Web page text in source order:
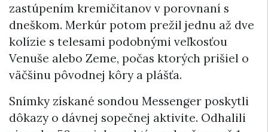
zastúpením kremičitanov v porovnaní s
dneškom. Merkúr potom prežil jednu až dve
kolízie s telesami podobnými veľkosťou
Venuše alebo Zeme, počas ktorých prišiel o
väčšinu pôvodnej kôry a plášťa.
Snímky získané sondou Messenger poskytli
dôkazy o dávnej sopečnej aktivite. Odhalili